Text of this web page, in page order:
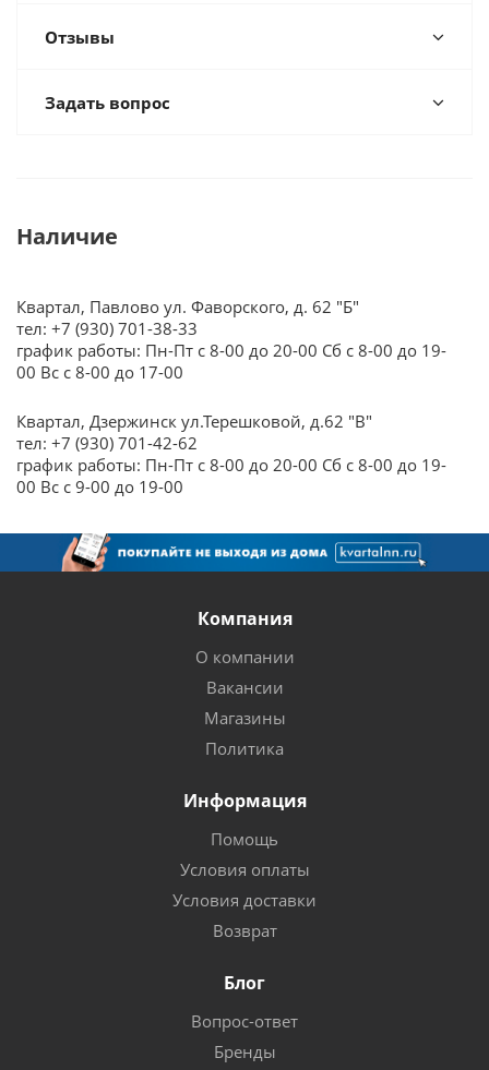
Отзывы
Задать вопрос
Наличие
Квартал, Павлово ул. Фаворского, д. 62 "Б"
тел: +7 (930) 701-38-33
график работы: Пн-Пт с 8-00 до 20-00 Сб с 8-00 до 19-
00 Вс с 8-00 до 17-00
Квартал, Дзержинск ул.Терешковой, д.62 "В"
тел: +7 (930) 701-42-62
график работы: Пн-Пт с 8-00 до 20-00 Сб с 8-00 до 19-
00 Вс с 9-00 до 19-00
Компания
О компании
Вакансии
Магазины
Политика
Информация
Помощь
Условия оплаты
Условия доставки
Возврат
Блог
Вопрос-ответ
Бренды